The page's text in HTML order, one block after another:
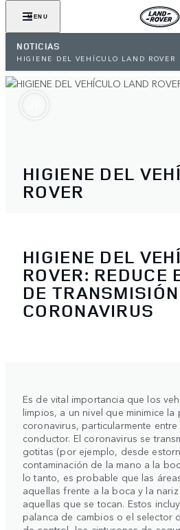
MENU
NOTICIAS
HIGIENE DEL VEHÍCULO LAND ROVER
HIGIENE DEL
ROVER
HIGIENE DEL
ROVER: REDUCE
DE
CORONAVIRUS
Es de vital importancia que los
limpios, a un nivel que minimice
coronavirus, particularmente
conductor. El coronavirus se
gotitas (por ejemplo, desde
contaminación de la mano a la
lo tanto, es probable que las
aquellas frente a la boca y la
aquellas que se tocan. Estos
palanca de cambios o el selector